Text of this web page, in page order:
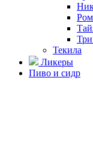
Текила
Ликеры
Пиво и сидр